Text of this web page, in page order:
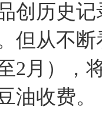
创历史
但从不
2月），
油收费。